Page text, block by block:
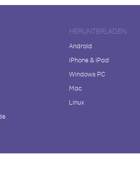
HERUNTERLADEN
Android
iPhone & iPad
Windows PC
Mac
Linux